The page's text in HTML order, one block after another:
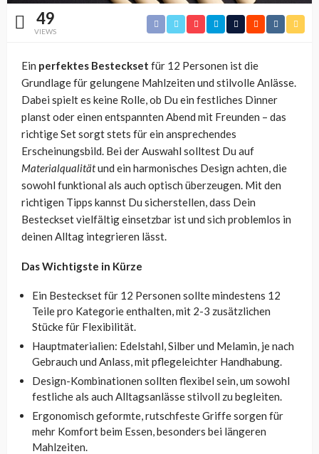
49
VIEWS
Ein perfektes Besteckset für 12 Personen ist die
Grundlage für gelungene Mahlzeiten und stilvolle Anlässe.
Dabei spielt es keine Rolle, ob Du ein festliches Dinner
planst oder einen entspannten Abend mit Freunden – das
richtige Set sorgt stets für ein ansprechendes
Erscheinungsbild. Bei der Auswahl solltest Du auf
Materialqualitätund ein harmonisches Design achten, die
sowohl funktional als auch optisch überzeugen. Mit den
richtigen Tipps kannst Du sicherstellen, dass Dein
Besteckset vielfältig einsetzbar ist und sich problemlos in
deinen Alltag integrieren lässt.
Das Wichtigste in Kürze
Ein Besteckset für 12 Personen sollte mindestens 12
Teile pro Kategorie enthalten, mit 2-3 zusätzlichen
Stücke für Flexibilität.
Hauptmaterialien: Edelstahl, Silber und Melamin, je nach
Gebrauch und Anlass, mit pflegeleichter Handhabung.
Design-Kombinationen sollten flexibel sein, um sowohl
festliche als auch Alltagsanlässe stilvoll zu begleiten.
Ergonomisch geformte, rutschfeste Griffe sorgen für
mehr Komfort beim Essen, besonders bei längeren
Mahlzeiten.